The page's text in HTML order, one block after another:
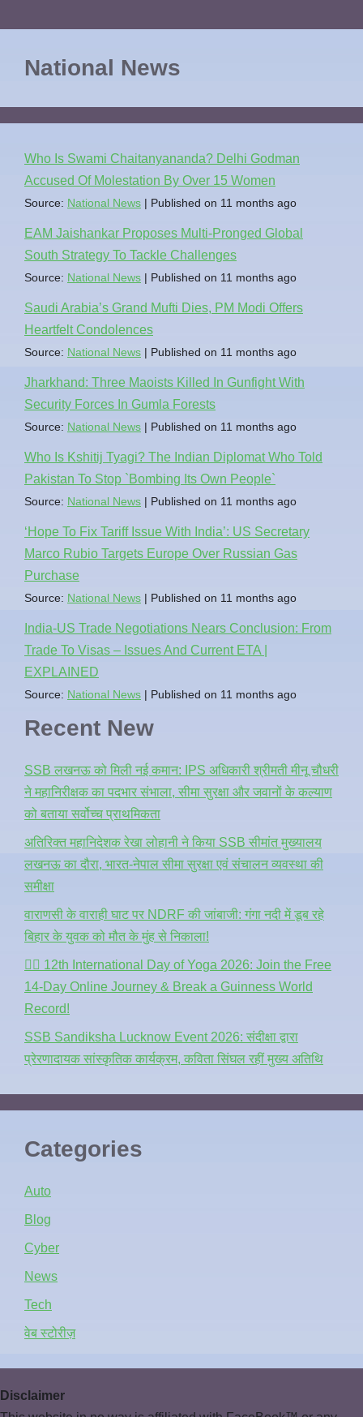
National News
Who Is Swami Chaitanyananda? Delhi Godman
Accused Of Molestation By Over 15 Women
Source: National News Published on 11 months ago
EAM Jaishankar Proposes Multi-Pronged Global
South Strategy To Tackle Challenges
Source: National News Published on 11 months ago
Saudi Arabia’s Grand Mufti Dies, PM Modi Offers
Heartfelt Condolences
Source: National News Published on 11 months ago
Jharkhand: Three Maoists Killed In Gunfight With
Security Forces In Gumla Forests
Source: National News Published on 11 months ago
Who Is Kshitij Tyagi? The Indian Diplomat Who Told
Pakistan To Stop `Bombing Its Own People`
Source: National News Published on 11 months ago
‘Hope To Fix Tariff Issue With India’: US Secretary
Marco Rubio Targets Europe Over Russian Gas
Purchase
Source: National News Published on 11 months ago
India-US Trade Negotiations Nears Conclusion: From
Trade To Visas – Issues And Current ETA |
EXPLAINED
Source: National News Published on 11 months ago
Recent New
SSB लखनऊ को मिली नई कमान: IPS अधिकारी श्रीमती मीनू चौधरी
ने महानिरीक्षक का पदभार संभाला, सीमा सुरक्षा और जवानों के कल्याण
को बताया सर्वोच्च प्राथमिकता
अतिरिक्त महानिदेशक रेखा लोहानी ने किया SSB सीमांत मुख्यालय
लखनऊ का दौरा, भारत-नेपाल सीमा सुरक्षा एवं संचालन व्यवस्था की
समीक्षा
वाराणसी के वाराही घाट पर NDRF की जांबाजी: गंगा नदी में डूब रहे
बिहार के युवक को मौत के मुंह से निकाला!
🧘‍♂️ 12th International Day of Yoga 2026: Join the Free
14-Day Online Journey & Break a Guinness World
Record!
SSB Sandiksha Lucknow Event 2026: संदीक्षा द्वारा
प्रेरणादायक सांस्कृतिक कार्यक्रम, कविता सिंघल रहीं मुख्य अतिथि
Categories
Auto
Blog
Cyber
News
Tech
वेब स्टोरीज़
Disclaimer